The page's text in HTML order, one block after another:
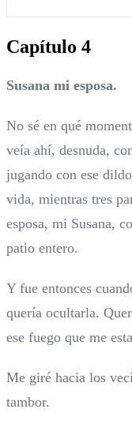
Capítulo 4
Susana mi esposa.
No sé en qué
veía ahí, desnuda,
jugando con ese
vida, mientras tres
esposa, mi Susana,
patio entero.
Y fue entonces
quería ocultarla.
ese fuego que me
Me giré hacia los
tambor.